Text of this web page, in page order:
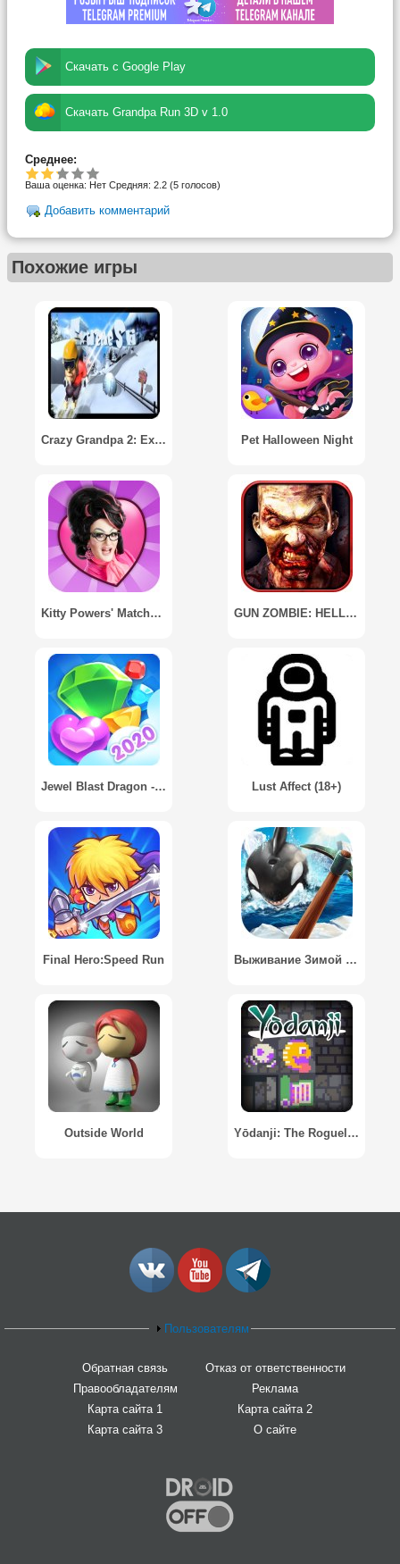
Скачать с Google Play
Скачать Grandpa Run 3D v 1.0
Среднее:
Ваша оценка: Нет Средняя: 2.2 (5 голосов)
Добавить комментарий
Похожие игры
Crazy Grandpa 2: Extreme Ski Pet Halloween Night
Kitty Powers' Matchmaker GUN ZOMBIE: HELLGATE
Jewel Blast Dragon - Match 3 Puzzle Lust Affect (18+)
Final Hero:Speed Run Выживание Зимой на Плоту 3D / Winter Survival On Raft 3D
Outside World Yōdanji: The Roguelike
Пользователям
Обратная связь
Отказ от ответственности
Правообладателям
Реклама
Карта сайта 1
Карта сайта 2
Карта сайта 3
О сайте